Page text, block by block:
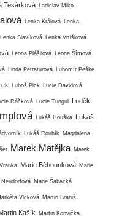
Tesárková Ladislav Miko
Lenka Králová Lenka
Lenka Slavíková Lenka Vrtišková
Leona Plášilová Leona Šímová
Linda Petraturová Lubomír Peške
Luboš Pick Lucie Davidová
Ráčková Lucie Tungul Luděk
Lukáš Houška Lukáš
Lukáš Roubík Magdalena
Marek Matějka Marek
Marie Běhounková Marie
Neudorfová Marie Šabacká
Vlčková Martin Braniš
Kašík Martin Konvička